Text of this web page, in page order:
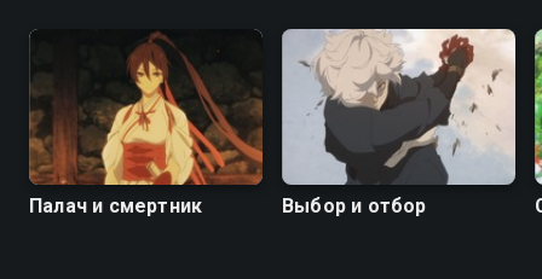
Палач и смертник Выбор и отбор